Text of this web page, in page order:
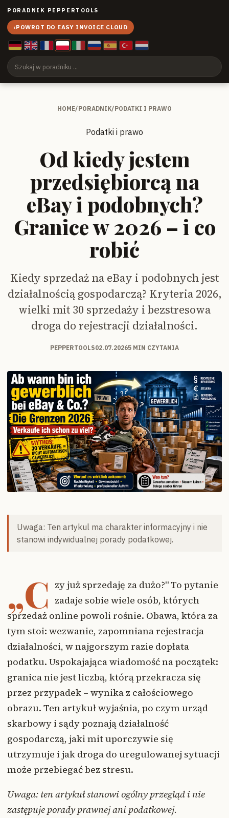
PORADNIK PEPPERTOOLS
‹POWROT DO EASY INVOICE CLOUD
HOME/PORADNIK/PODATKI I PRAWO
Podatki i prawo
Od kiedy jestem
przedsiębiorcą na
eBay i podobnych?
Granice w 2026 – i co
robić
Kiedy sprzedaż na eBay i podobnych jest
działalnością gospodarczą? Kryteria 2026,
wielki mit 30 sprzedaży i bezstresowa
droga do rejestracji działalności.
PEPPERTOOLS02.07.20265 MIN CZYTANIA
Uwaga: Ten artykul ma charakter informacyjny i nie
stanowi indywidualnej porady podatkowej.
„C zy już sprzedaję za dużo?" To pytanie
zadaje sobie wiele osób, których
sprzedaż online powoli rośnie. Obawa, która za
tym stoi: wezwanie, zapomniana rejestracja
działalności, w najgorszym razie dopłata
podatku. Uspokajająca wiadomość na początek:
granica nie jest liczbą, którą przekracza się
przez przypadek – wynika z całościowego
obrazu. Ten artykuł wyjaśnia, po czym urząd
skarbowy i sądy poznają działalność
gospodarczą, jaki mit uporczywie się
utrzymuje i jak droga do uregulowanej sytuacji
może przebiegać bez stresu.
Uwaga: ten artykuł stanowi ogólny przegląd i nie
zastępuje porady prawnej ani podatkowej.